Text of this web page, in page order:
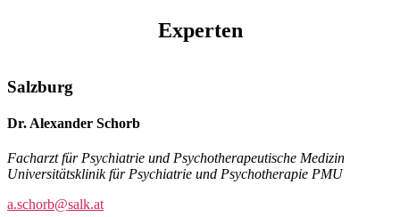
Experten
Salzburg
Dr. Alexander Schorb
Facharzt für Psychiatrie und Psychotherapeutische Medizin
Universitätsklinik für Psychiatrie und Psychotherapie PMU
a.schorb@salk.at